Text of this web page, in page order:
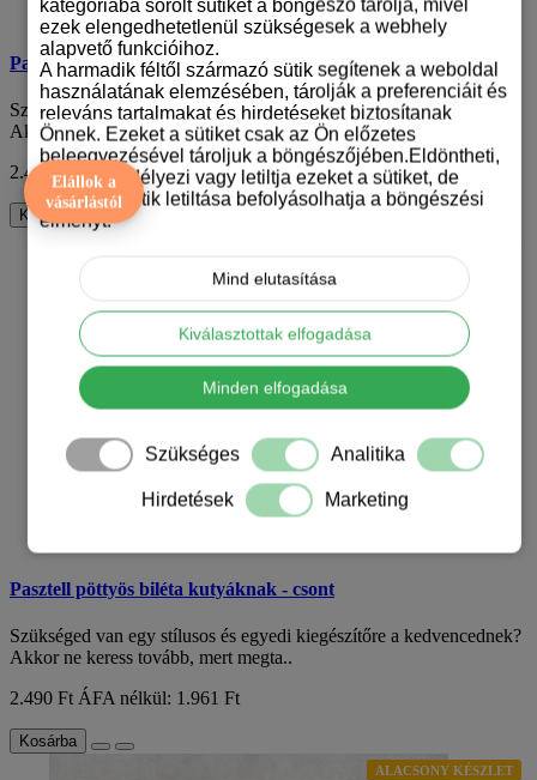
Pasztell pöttyös biléta kutyáknak - csont
Szükséged van egy stílusos és egyedi kiegészítőre a kedvencednek?
Akkor ne keress tovább, mert megta..
2.490 FtÁFA nélkül: 1.961 Ft
Kosárba
Pasztell pöttyös biléta kutyáknak - csont
Szükséged van egy stílusos és egyedi kiegészítőre a kedvencednek?
Akkor ne keress tovább, mert megta..
2.490 Ft ÁFA nélkül: 1.961 Ft
Kosárba
ALACSONY KÉSZLET
Elállok a
vásárlástól
kategóriába sorolt sütiket a böngésző tárolja, mivel
ezek elengedhetetlenül szükségesek a webhely
alapvető funkcióihoz.
A harmadik féltől származó sütik segítenek a weboldal
használatának elemzésében, tárolják a preferenciáit és
releváns tartalmakat és hirdetéseket biztosítanak
Önnek. Ezeket a sütiket csak az Ön előzetes
beleegyezésével tároljuk a böngészőjében.Eldöntheti,
hogy engedélyezi vagy letiltja ezeket a sütiket, de
bizonyos sütik letiltása befolyásolhatja a böngészési
élményt.
Mind elutasítása
Kiválasztottak elfogadása
Minden elfogadása
Szükséges Analitika
Hirdetések Marketing